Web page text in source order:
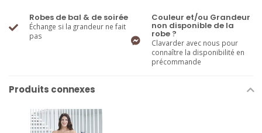
Robes de bal & de soirée
Échange si la grandeur ne fait
pas
Couleur et/ou Grandeur
non disponible de la
robe ?
Clavarder avec nous pour
connaître la disponibilité en
précommande
Produits connexes